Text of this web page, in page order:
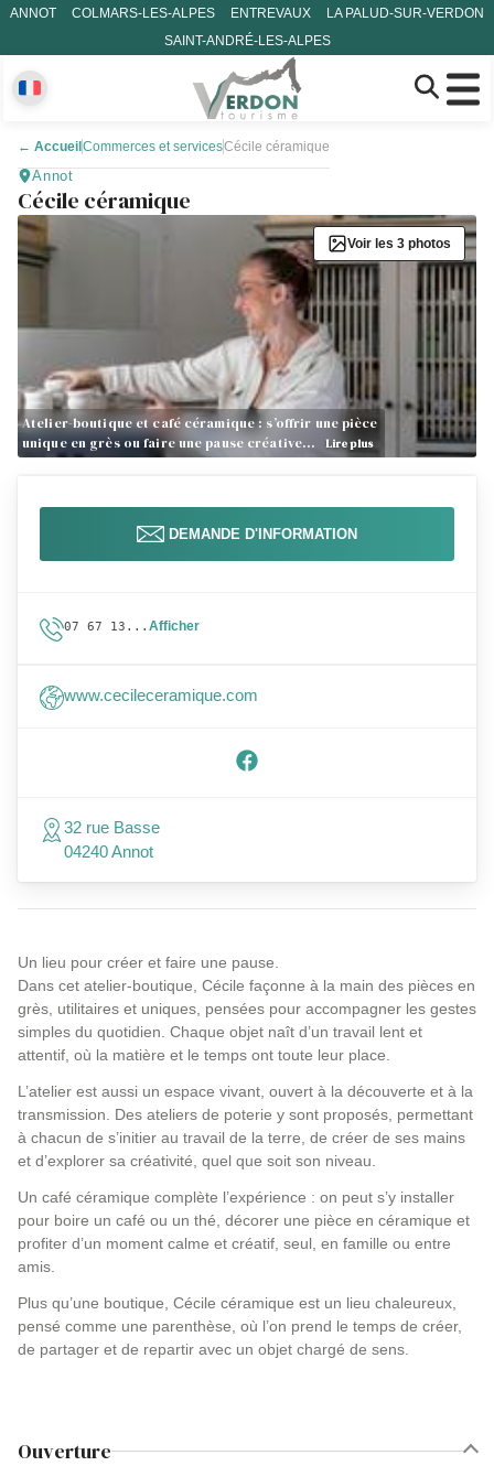
ANNOT COLMARS-LES-ALPES ENTREVAUX
LA PALUD-SUR-VERDON
SAINT-ANDRÉ-LES-ALPES
← Accueil Commerces et servicesCécile céramique
Annot
Cécile céramique
Atelier-boutique et café céramique : s’offrir une pièce
unique en grès ou faire une pause créative…
Lire plus
Voir les 3 photos
Un lieu pour créer et faire une pause.
Dans cet atelier-boutique, Cécile façonne à la main des pièces en
grès, utilitaires et uniques, pensées pour accompagner les gestes
simples du quotidien. Chaque objet naît d’un travail lent et
attentif, où la matière et le temps ont toute leur place.
L’atelier est aussi un espace vivant, ouvert à la découverte et à la
transmission. Des ateliers de poterie y sont proposés, permettant
à chacun de s’initier au travail de la terre, de créer de ses mains
et d’explorer sa créativité, quel que soit son niveau.
Un café céramique complète l’expérience : on peut s’y installer
pour boire un café ou un thé, décorer une pièce en céramique et
profiter d’un moment calme et créatif, seul, en famille ou entre
amis.
Plus qu’une boutique, Cécile céramique est un lieu chaleureux,
pensé comme une parenthèse, où l’on prend le temps de créer,
de partager et de repartir avec un objet chargé de sens.
Ouverture
DEMANDE D'INFORMATION
07 67 13... Afficher
www.cecileceramique.com
32 rue Basse
04240 Annot